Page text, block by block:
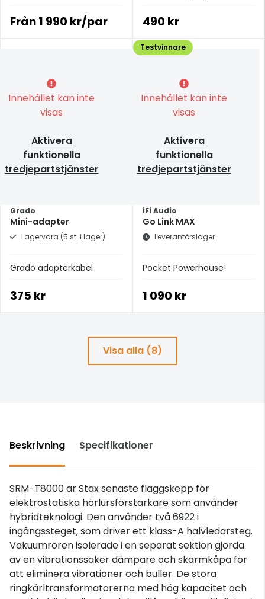
£100+.
Från1 990 kr/par 490 kr
Innehållet kan inte
visas
Aktivera
funktionella
tredjepartstjänster
Grado
Mini-adapter
Lagervara (5 st. i lager)
Grado adapterkabel
375 kr
Innehållet kan inte
visas
Aktivera
funktionella
tredjepartstjänster
iFi Audio
Go Link MAX
Leverantörslager
Pocket Powerhouse!
Testvinnare
1 090 kr
Visa alla (8)
Beskrivning Specifikationer
SRM-T8000 är Stax senaste flaggskepp för
elektrostatiska hörlursförstärkare som använder
hybridteknologi. Den använder två 6922 i
ingångssteget, som driver ett klass-A halvledarsteg.
Vakuumrören isolerade i en separat sektion gjorda
av en vibrationssäker dämpare och skärmkåpa för
att eliminera vibrationer och buller. De stora
ringkärltransformatorerna med hög kapacitet och